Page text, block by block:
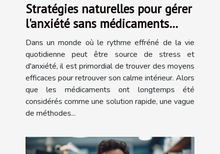
Stratégies naturelles pour gérer
l'anxiété sans médicaments
tendance en 2023
Dans un monde où le rythme effréné de la vie
quotidienne peut être source de stress et
d'anxiété, il est primordial de trouver des moyens
efficaces pour retrouver son calme intérieur. Alors
que les médicaments ont longtemps été
considérés comme une solution rapide, une vague
de méthodes...